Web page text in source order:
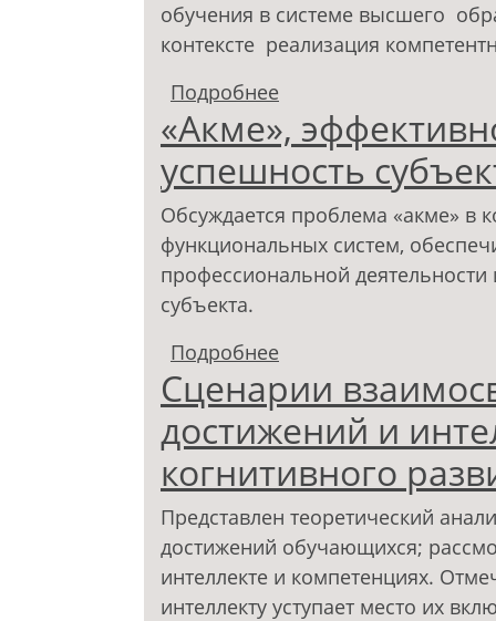
обучения в системе высшего
контексте реализация
Подробнее
ориентированный
«Акме»,
успешность
Обсуждается проблема «акме» в
функциональных систем,
профессиональной
субъекта.
Подробнее
деятельности
Сценарии
достижений и
когнитивного
Представлен теоретический
достижений обучающихся;
интеллекте и компетенциях.
интеллекту уступает место их